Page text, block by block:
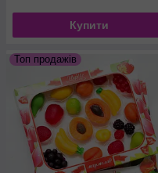
Купити
Топ продажів